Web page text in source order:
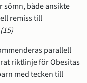
sömn, både ansikte
remiss till
(15)
parallell
riktlinje för Obesitas
med tecken till